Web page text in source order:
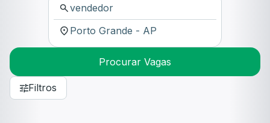
Procurar Vagas
Filtros